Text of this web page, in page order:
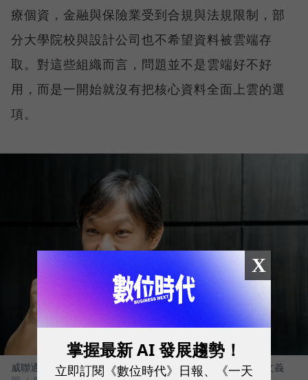
療個資，金融與保險業受到合規與法規限制，部
分大學院校與設計公司也不希望資料被雲端存
取。對這些組織而言，問題並不是雲端好不好
用，而是一開始就沒有把核心資料全面上雲的選
項。
威聯通科技（QNAP）總經理暨威強電集團（IEI）董事長 劉文義
X
掌握最新 AI 發展趨勢！
立即訂閱《數位時代》日報、《一天